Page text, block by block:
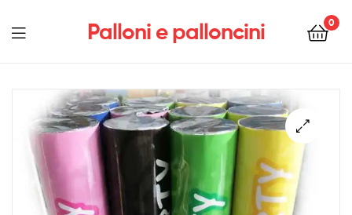
Palloni e palloncini 0
Menu